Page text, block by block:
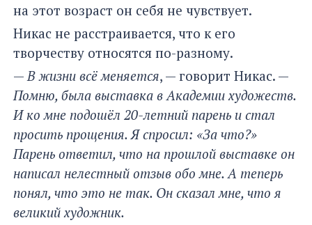
на этот возраст он себя не чувствует.
Никас не расстраивается, что к его
творчеству относятся по-разному.
— В жизни всё меняется, — говорит Никас. —
Помню, была выставка в Академии художеств.
И ко мне подошёл 20-летний парень и стал
просить прощения. Я спросил: «За что?»
Парень ответил, что на прошлой выставке он
написал нелестный отзыв обо мне. А теперь
понял, что это не так. Он сказал мне, что я
великий художник.